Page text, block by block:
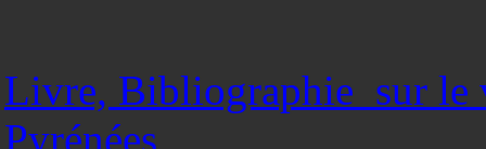
Livre, Bibliographie sur le
Pyrénées